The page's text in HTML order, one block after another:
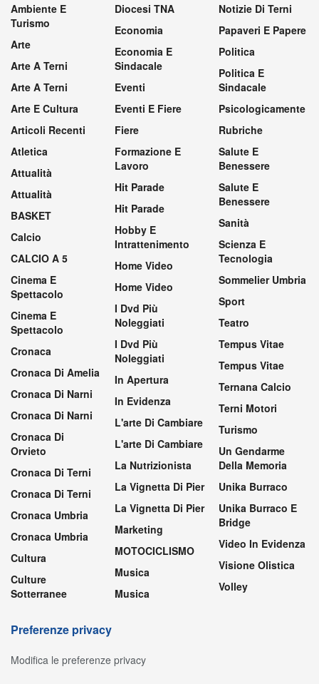
Ambiente E
Turismo
Arte
Arte A Terni
Arte A Terni
Arte E Cultura
Articoli Recenti
Atletica
Attualità
Attualità
BASKET
Calcio
CALCIO A 5
Cinema E
Spettacolo
Cinema E
Spettacolo
Cronaca
Cronaca Di Amelia
Cronaca Di Narni
Cronaca Di Narni
Cronaca Di
Orvieto
Cronaca Di Terni
Cronaca Di Terni
Cronaca Umbria
Cronaca Umbria
Cultura
Culture
Sotterranee
Diocesi TNA
Economia
Economia E
Sindacale
Eventi
Eventi E Fiere
Fiere
Formazione E
Lavoro
Hit Parade
Hit Parade
Hobby E
Intrattenimento
Home Video
Home Video
I Dvd Più
Noleggiati
I Dvd Più
Noleggiati
In Apertura
In Evidenza
L'arte Di Cambiare
L'arte Di Cambiare
La Nutrizionista
La Vignetta Di Pier
La Vignetta Di Pier
Marketing
MOTOCICLISMO
Musica
Musica
Notizie Di Terni
Papaveri E Papere
Politica
Politica E
Sindacale
Psicologicamente
Rubriche
Salute E
Benessere
Salute E
Benessere
Sanità
Scienza E
Tecnologia
Sommelier Umbria
Sport
Teatro
Tempus Vitae
Tempus Vitae
Ternana Calcio
Terni Motori
Turismo
Un Gendarme
Della Memoria
Unika Burraco
Unika Burraco E
Bridge
Video In Evidenza
Visione Olistica
Volley
Preferenze privacy
Modifica le preferenze privacy